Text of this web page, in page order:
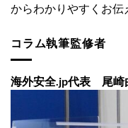
からわかりやすくお伝
コラム執筆監修者
海外安全.jp代表 尾崎